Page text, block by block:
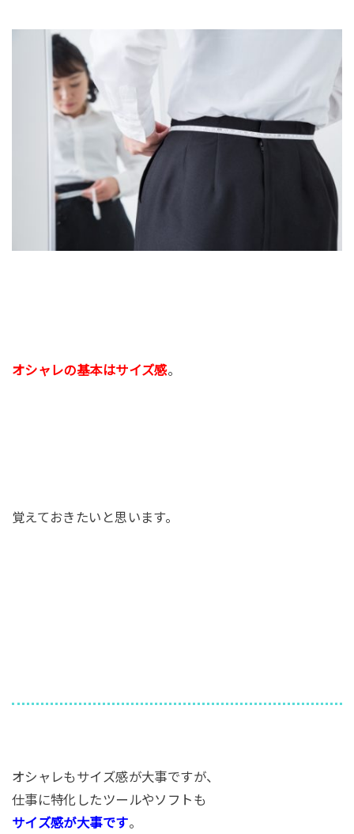
オシャレの基本はサイズ感。
覚えておきたいと思います。
オシャレもサイズ感が大事ですが、
仕事に特化したツールやソフトも
サイズ感が大事です。